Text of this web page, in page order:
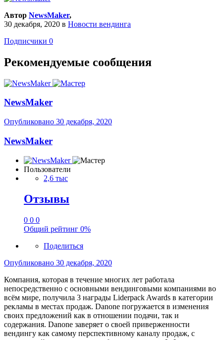
Автор NewsMaker,
30 декабря, 2020 в Новости вендинга
Подписчики 0
Рекомендуемые сообщения
NewsMaker
Опубликовано 30 декабря, 2020
NewsMaker
Пользователи
2,6 тыс
Отзывы
0 0 0
Общий рейтинг 0%
Поделиться
Опубликовано 30 декабря, 2020
Компания, которая в течение многих лет работала
непосредственно с основными вендинговыми компаниями во
всём мире, получила 3 награды Liderpack Awards в категории
рекламы в местах продаж. Danone погружается в изменения
своих предложений как в отношении подачи, так и
содержания. Danone заверяет о своей приверженности
вендингу как самому перспективному каналу продаж, с